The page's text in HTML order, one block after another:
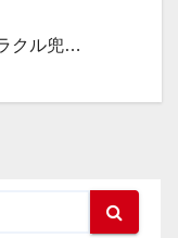
クル兜…